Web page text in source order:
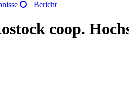
Bericht
coop.